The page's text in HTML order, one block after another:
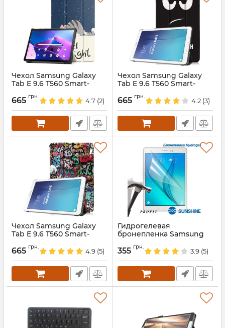
Чехол Samsung Galaxy
Tab E 9.6 T560 Smart-
Артикул: 687643
665 грн.
4.7 (2)
Чехол Samsung Galaxy
Tab E 9.6 T560 Smart-
Артикул: 5725
665 грн.
4.2 (3)
Чехол Samsung Galaxy
Tab E 9.6 T560 Smart-
Артикул: 5727
665 грн.
4.9 (5)
Гидрогелевая
бронепленка Samsung
Артикул: 68611
355 грн.
3.9 (5)